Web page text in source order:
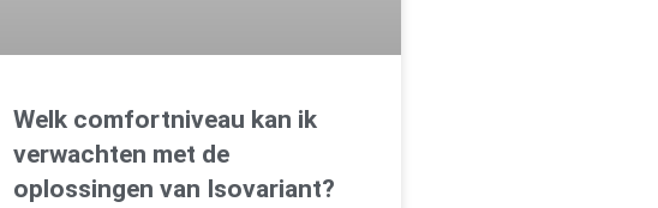
Welk comfortniveau kan ik
verwachten met de
oplossingen van Isovariant?